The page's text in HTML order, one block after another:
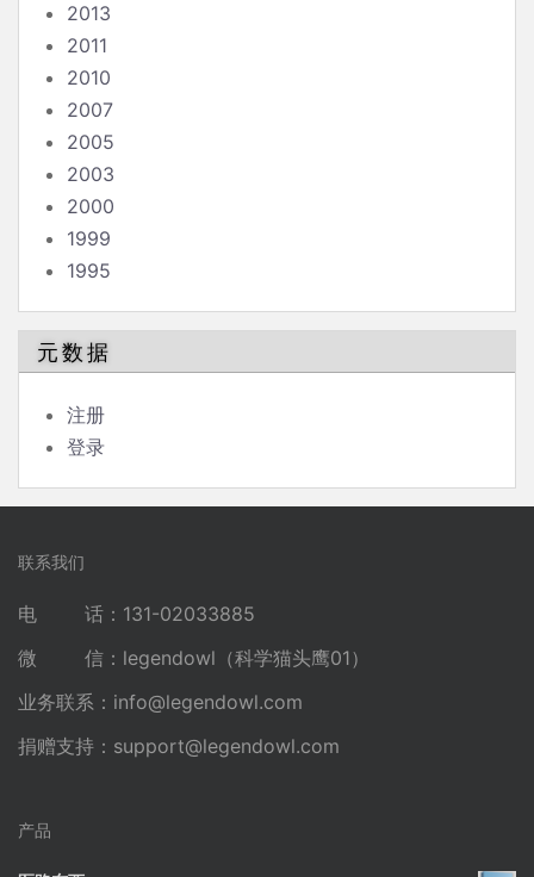
2013
2011
2010
2007
2005
2003
2000
1999
1995
元数据
注册
登录
联系我们
电 话：131-02033885
微 信：legendowl（科学猫头鹰01）
业务联系： info@legendowl.com
捐赠支持： support@legendowl.com
产品